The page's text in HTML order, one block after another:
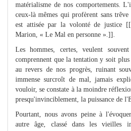
matérialisme de nos comportements.
ceux-là mêmes qui profèrent sans
est attisée par la volonté de justice
Marion, « Le Mal en personne ».]].
Les hommes, certes, veulent
comprennent que la tentation y soit
au revers de nos progrès, ruinant
immense surcroît de mal, jamais
vouloir, se constate à la moindre
presqu'invinciblement, la puissance de
Pourtant, nous avons peine à
autre âge, classé dans les vieilles